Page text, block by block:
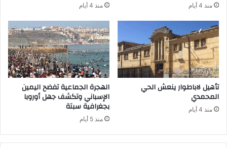
منذ 4 أيام منذ 4 أيام
تأهيل لاباطوار ينعش الحي
المحمدي
منذ 4 أيام
الهجرة الجماعية تفضح اليمين
الإسباني وتكشف جهل أوروبا
بجغرافية سبتة
منذ 5 أيام